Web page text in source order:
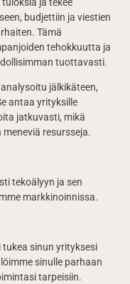
budjettiin ja viestien
Tämä
tehokkuutta ja
tuottavasti.
jälkikäteen,
antaa yrityksille
jatkuvasti, mikä
resursseja.
tekoälyyn ja sen
markkinoinnissa.
sinun yrityksesi
sinulle parhaan
tarpeisiin.